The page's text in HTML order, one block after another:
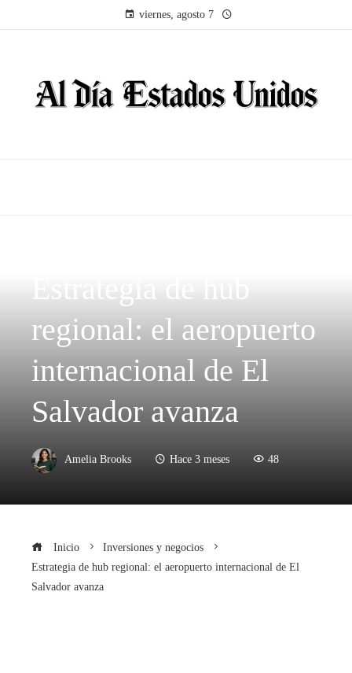
viernes, agosto 7
Estrategia de hub
regional: el aeropuerto
internacional de El
Salvador avanza
Amelia Brooks Hace 3 meses 48
Inicio
Inversiones y negocios
Estrategia de hub regional: el aeropuerto internacional de El
Salvador avanza